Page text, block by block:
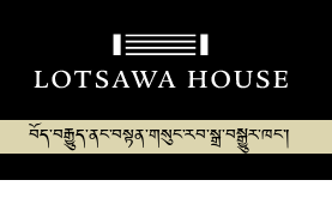
བོད་བརྒྱུད་ནང་བསྟན་གསུང་རབ་སྒྲ་བསྒྱུར་ཁང་།